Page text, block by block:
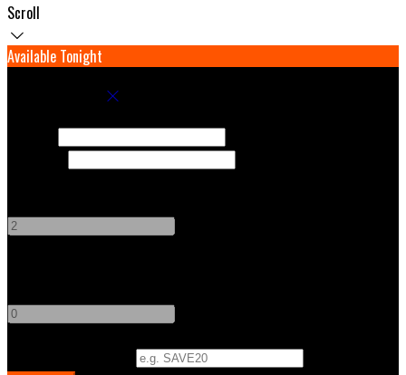
Scroll
Available Tonight